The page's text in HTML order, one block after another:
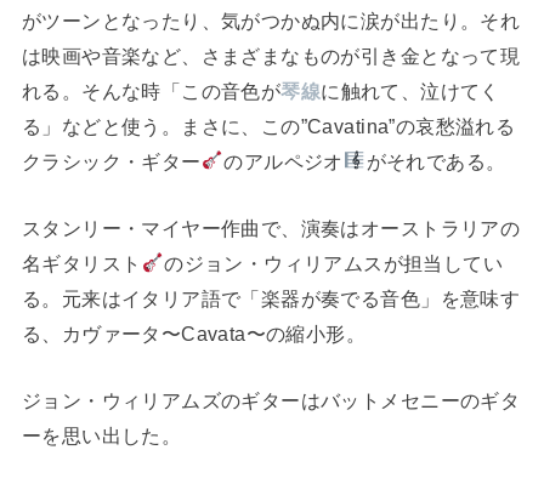
がツーンとなったり、気がつかぬ内に涙が出たり。それ
は映画や音楽など、さまざまなものが引き金となって現
れる。そんな時「この音色が琴線に触れて、泣けてく
る」などと使う。まさに、この”Cavatina”の哀愁溢れる
クラシック・ギター
のアルペジオ がそれである。
スタンリー・マイヤー作曲で、演奏はオーストラリアの
名ギタリスト
のジョン・ウィリアムスが担当してい
る。元来はイタリア語で「楽器が奏でる音色」を意味す
る、カヴァータ〜Cavata〜の縮小形。
ジョン・ウィリアムズのギターはバットメセニーのギタ
ーを思い出した。